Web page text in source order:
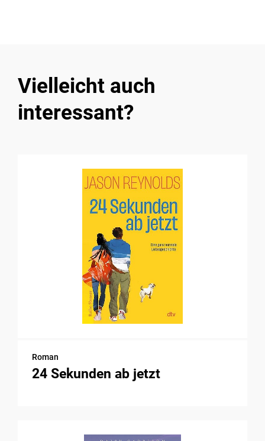
Vielleicht auch
interessant?
Roman
24 Sekunden ab jetzt